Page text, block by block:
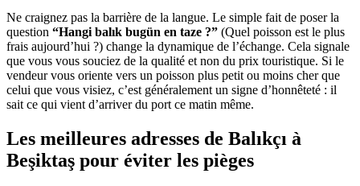
Ne craignez pas la barrière de la langue. Le simple fait de poser la
question “Hangi balık bugün en taze ?” (Quel poisson est le plus
frais aujourd’hui ?) change la dynamique de l’échange. Cela signale
que vous vous souciez de la qualité et non du prix touristique. Si le
vendeur vous oriente vers un poisson plus petit ou moins cher que
celui que vous visiez, c’est généralement un signe d’honnêteté : il
sait ce qui vient d’arriver du port ce matin même.
Les meilleures adresses de Balıkçı à
Beşiktaş pour éviter les pièges